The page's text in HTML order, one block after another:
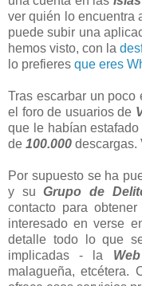
ver quién lo encuentra
puede subir una
hemos visto, con la
lo prefieres que eres
Tras escarbar un poco
el foro de usuarios de
que le habían
de 100.000 descargas.
Por supuesto se ha
y suGrupo de
contacto para
interesado en verse
detalle todo lo que
implicadas - la Web
malagueña, etcétera.